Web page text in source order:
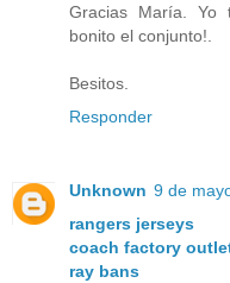
Gracias María. Yo
bonito el conjunto!.
Besitos.
Responder
Unknown 9 de
rangers jerseys
coach factory
ray bans